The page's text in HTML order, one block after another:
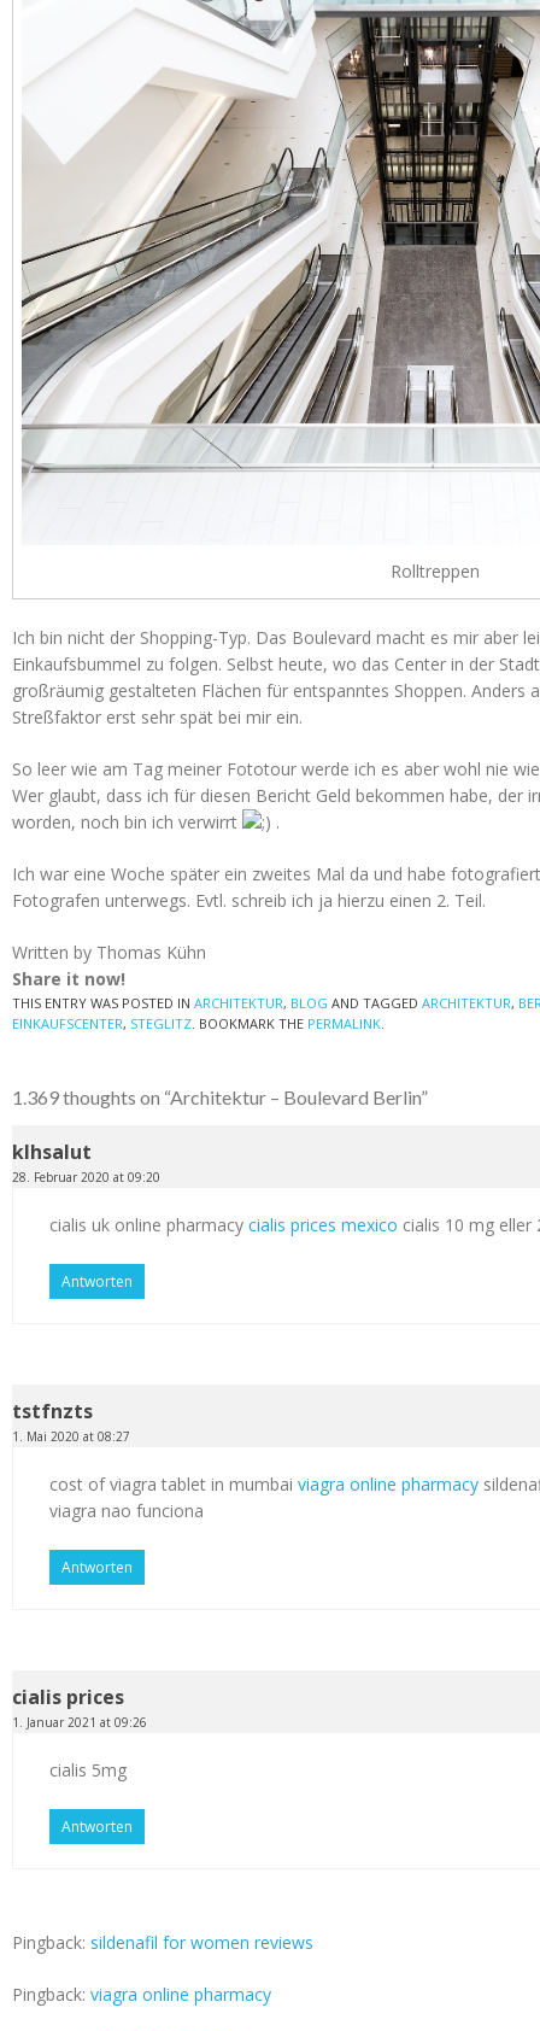
Rolltreppen
Ich bin nicht der Shopping-Typ. Das Boulevard macht es mir aber
Einkaufsbummel zu folgen. Selbst heute, wo das Center in der
großräumig gestalteten Flächen für entspanntes Shoppen. Anders
Streßfaktor erst sehr spät bei mir ein.
So leer wie am Tag meiner Fototour werde ich es aber wohl nie
Wer glaubt, dass ich für diesen Bericht Geld bekommen habe, der
worden, noch bin ich verwirrt
.
Ich war eine Woche später ein zweites Mal da und habe
Fotografen unterwegs. Evtl. schreib ich ja hierzu einen 2. Teil.
Written by Thomas Kühn
Share it now!
THIS ENTRY WAS POSTED IN ARCHITEKTUR, BLOG AND TAGGED ARCHITEKTUR,
EINKAUFSCENTER, STEGLITZ. BOOKMARK THE PERMALINK.
1.369 thoughts on “Architektur – Boulevard Berlin”
klhsalut
28. Februar 2020 at 09:20
cialis uk online pharmacy cialis prices mexico cialis 10 mg
Antworten
tstfnzts
1. Mai 2020 at 08:27
cost of viagra tablet in mumbai viagra online pharmacy
viagra nao funciona
Antworten
cialis prices
1. Januar 2021 at 09:26
cialis 5mg
Antworten
Pingback: sildenafil for women reviews
Pingback: viagra online pharmacy